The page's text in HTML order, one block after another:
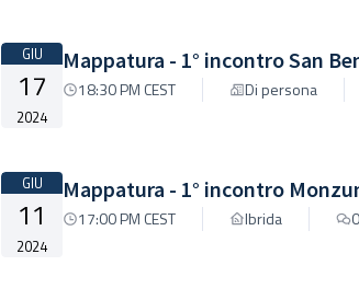
GIU
17
2024
Mappatura - 1° incontro San
18:30 PM CEST Di persona
GIU
11
2024
Mappatura - 1° incontro
17:00 PM CEST Ibrida 0